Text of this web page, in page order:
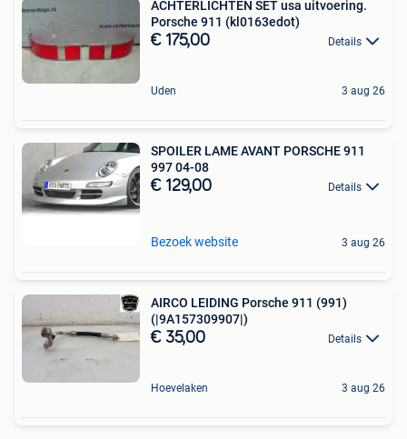
ACHTERLICHTEN SET usa uitvoering.
Porsche 911 (kl0163edot)
€ 175,00 Details
Uden 3 aug 26
SPOILER LAME AVANT PORSCHE 911
997 04-08
€ 129,00 Details
Bezoek website 3 aug 26
AIRCO LEIDING Porsche 911 (991)
(|9A157309907|)
€ 35,00 Details
Hoevelaken 3 aug 26